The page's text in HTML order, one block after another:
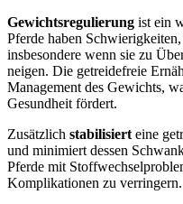
Gewichtsregulierung ist ein
Pferde haben
insbesondere wenn sie zu
neigen. Die getreidefreie
Management des Gewichts,
Gesundheit fördert.
Zusätzlich stabilisiert eine
und minimiert dessen
Pferde mit
Komplikationen zu verringern.